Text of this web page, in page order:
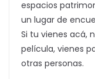
espacios
un lugar de
Si tu vienes acá,
película, vienes
otras personas.